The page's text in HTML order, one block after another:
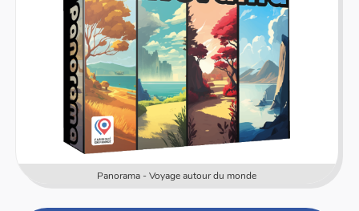
Panorama - Voyage autour du monde